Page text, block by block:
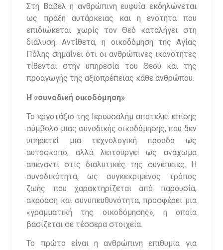
Στη Βαβέλ η ανθρώπινη ευφυΐα εκδηλώνεται
ως πράξη αυτάρκειας και η ενότητα που
επιδιώκεται χωρίς τον Θεό καταλήγει στη
διάλυση. Αντίθετα, η οικοδόμηση της Αγίας
Πόλης σημαίνει ότι οι ανθρώπινες ικανότητες
τίθενται στην υπηρεσία του Θεού και της
προαγωγής της αξιοπρέπειας κάθε ανθρώπου.
Η «συνοδική οικοδόμηση»
Το εργοτάξιο της Ιερουσαλήμ αποτελεί επίσης
σύμβολο μιας συνοδικής οικοδόμησης, που δεν
υπηρετεί μια τεχνολογική πρόοδο ως
αυτοσκοπό, αλλά λειτουργεί ως ανάχωμα
απέναντι στις διαλυτικές της συνέπειες. Η
συνοδικότητα, ως συγκεκριμένος τρόπος
ζωής που χαρακτηρίζεται από παρουσία,
ακρόαση και συνυπευθυνότητα, προσφέρει μια
«γραμματική της οικοδόμησης», η οποία
βασίζεται σε τέσσερα στοιχεία.
Το πρώτο είναι η ανθρώπινη επιθυμία για